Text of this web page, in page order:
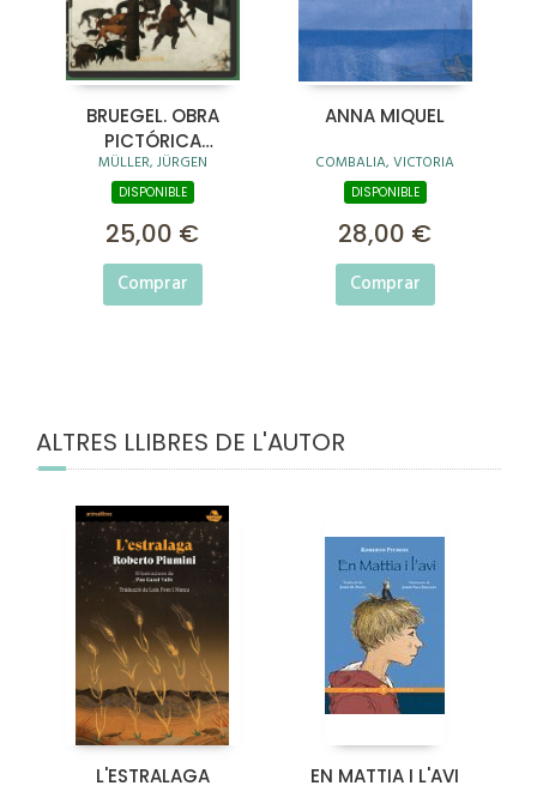
BRUEGEL. OBRA
PICTÓRICA
COMPLETA. 45TH ED.
MÜLLER, JÜRGEN
DISPONIBLE
25,00 €
Comprar
ANNA MIQUEL
COMBALIA, VICTORIA
DISPONIBLE
28,00 €
Comprar
ALTRES LLIBRES DE L'AUTOR
L'ESTRALAGA EN MATTIA I L'AVI